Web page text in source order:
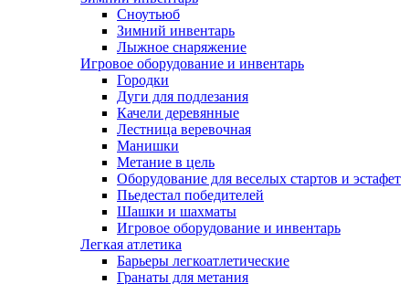
Сноутьюб
Зимний инвентарь
Лыжное снаряжение
Игровое оборудование и инвентарь
Городки
Дуги для подлезания
Качели деревянные
Лестница веревочная
Манишки
Метание в цель
Оборудование для веселых стартов и эстафет
Пьедестал победителей
Шашки и шахматы
Игровое оборудование и инвентарь
Легкая атлетика
Барьеры легкоатлетические
Гранаты для метания